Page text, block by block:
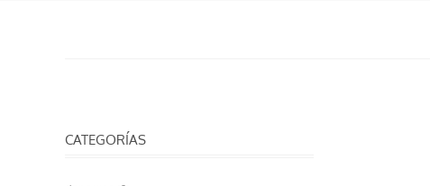
CATEGORÍAS